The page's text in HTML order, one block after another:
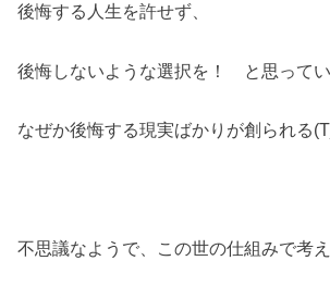
後悔する人生を許せず、
後悔しないような選択を！ と思ってい
なぜか後悔する現実ばかりが創られる
不思議なようで、この世の仕組みで考